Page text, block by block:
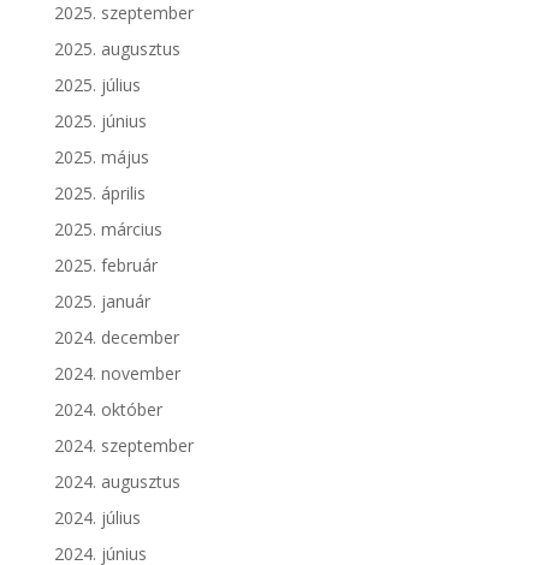
2025. szeptember
2025. augusztus
2025. július
2025. június
2025. május
2025. április
2025. március
2025. február
2025. január
2024. december
2024. november
2024. október
2024. szeptember
2024. augusztus
2024. július
2024. június